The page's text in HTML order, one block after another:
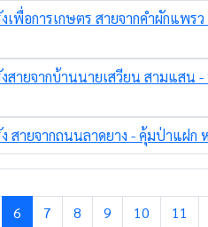
งเพื่อการเกษตร สายจากคำผักแ
งสายจากบ้านนายเสวียน สามแ
สายจากถนนลาดยาง - คุ้มป่าแฝ
6 7 8 9 10 11